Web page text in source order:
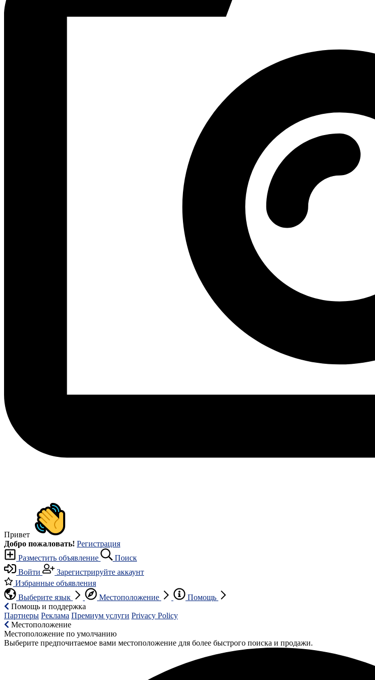
Привет
Добро пожаловать! Регистрация
Разместить объявление
Поиск
Войти
Зарегистрируйте аккаунт
Избранные объявления
Выберите язык
Местоположение
Помощь
Помощь и поддержка
Партнеры Реклама Премиум услуги Privacy Policy
Местоположение
Местоположение по умолчанию
Выберите предпочитаемое вами местоположение для более быстрого поиска и продажи.